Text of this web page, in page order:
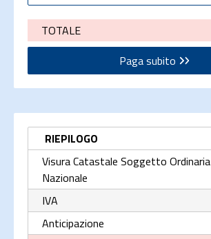
TOTALE
Paga subito
RIEPILOGO
Visura Catastale Soggetto Ordinaria
Nazionale
IVA
Anticipazione